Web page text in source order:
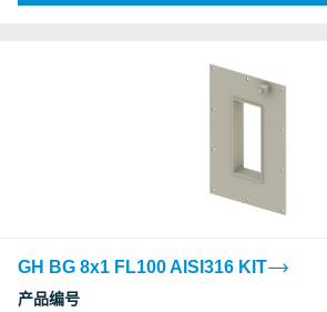
GH BG 8x1 FL100 AISI316 KIT
产品编号